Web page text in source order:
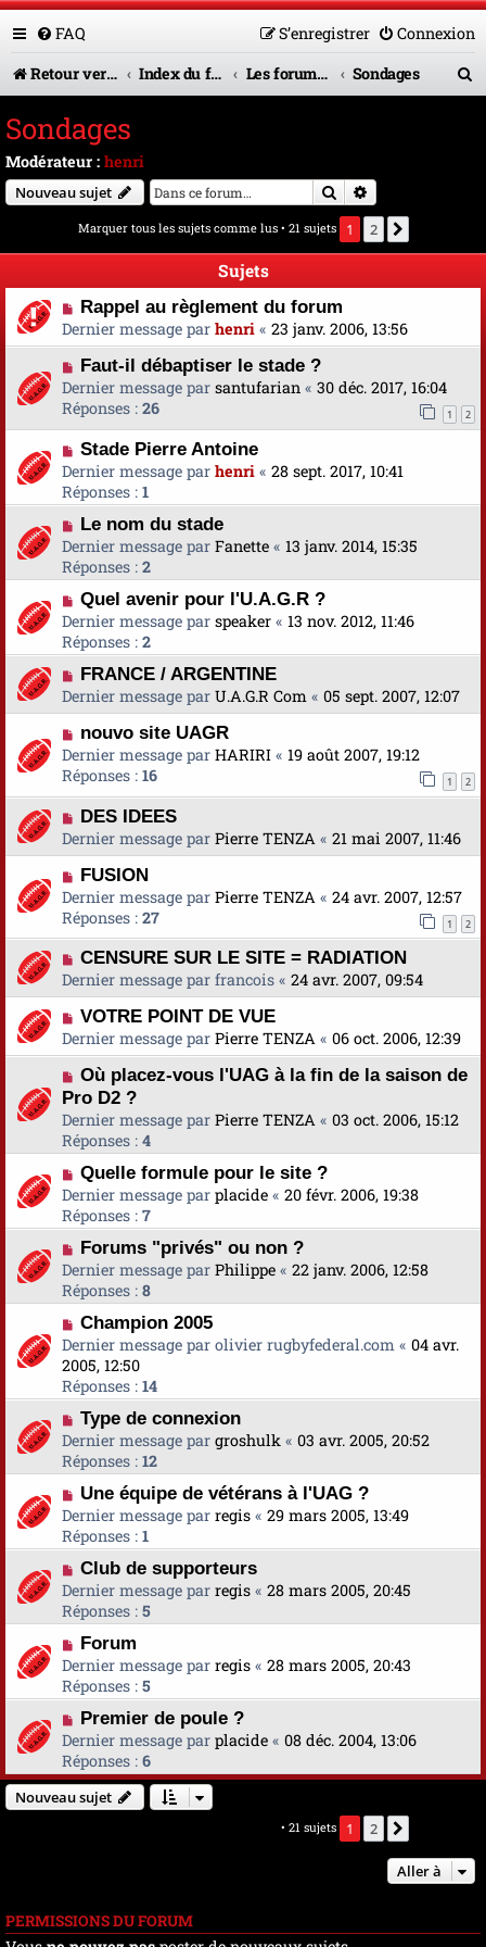
FAQ Connexion
S’enregistrer
Retour vers le site U.A.G.R.
Index du forum Les forums en service Sondages
e
Sondages
Modérateur : henri
Nouveau sujet Rechercher
Marquer tous les sujets comme lus• 21 sujets 1 2
Sujets
Rappel au règlement du forum
Dernier message par henri « 23 janv. 2006, 13:56
Faut-il débaptiser le stade ?
Dernier message par santufarian « 30 déc. 2017, 16:04
Réponses : 26 1 2
Stade Pierre Antoine
Dernier message par henri « 28 sept. 2017, 10:41
Réponses : 1
Le nom du stade
Dernier message par Fanette « 13 janv. 2014, 15:35
Réponses : 2
Quel avenir pour l'U.A.G.R ?
Dernier message par speaker « 13 nov. 2012, 11:46
Réponses : 2
FRANCE / ARGENTINE
Dernier message par U.A.G.R Com « 05 sept. 2007, 12:07
nouvo site UAGR
Dernier message par HARIRI « 19 août 2007, 19:12
Réponses : 16 1 2
DES IDEES
Dernier message par Pierre TENZA « 21 mai 2007, 11:46
FUSION
Dernier message par Pierre TENZA « 24 avr. 2007, 12:57
Réponses : 27 1 2
CENSURE SUR LE SITE = RADIATION
Dernier message par francois « 24 avr. 2007, 09:54
VOTRE POINT DE VUE
Dernier message par Pierre TENZA « 06 oct. 2006, 12:39
Où placez-vous l'UAG à la fin de la saison de
Pro D2 ?
Dernier message par Pierre TENZA « 03 oct. 2006, 15:12
Réponses : 4
Quelle formule pour le site ?
Dernier message par placide « 20 févr. 2006, 19:38
Réponses : 7
Forums "privés" ou non ?
Dernier message par Philippe « 22 janv. 2006, 12:58
Réponses : 8
Champion 2005
Dernier message par olivier rugbyfederal.com « 04 avr.
2005, 12:50
Réponses : 14
Type de connexion
Dernier message par groshulk « 03 avr. 2005, 20:52
Réponses : 12
Une équipe de vétérans à l'UAG ?
Dernier message par regis « 29 mars 2005, 13:49
Réponses : 1
Club de supporteurs
Dernier message par regis « 28 mars 2005, 20:45
Réponses : 5
Forum
Dernier message par regis « 28 mars 2005, 20:43
Réponses : 5
Premier de poule ?
Dernier message par placide « 08 déc. 2004, 13:06
Réponses : 6
Nouveau sujet
• 21 sujets 1 2
Aller à
PERMISSIONS DU FORUM